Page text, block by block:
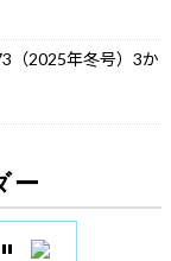
（2025年冬号）3か
ー